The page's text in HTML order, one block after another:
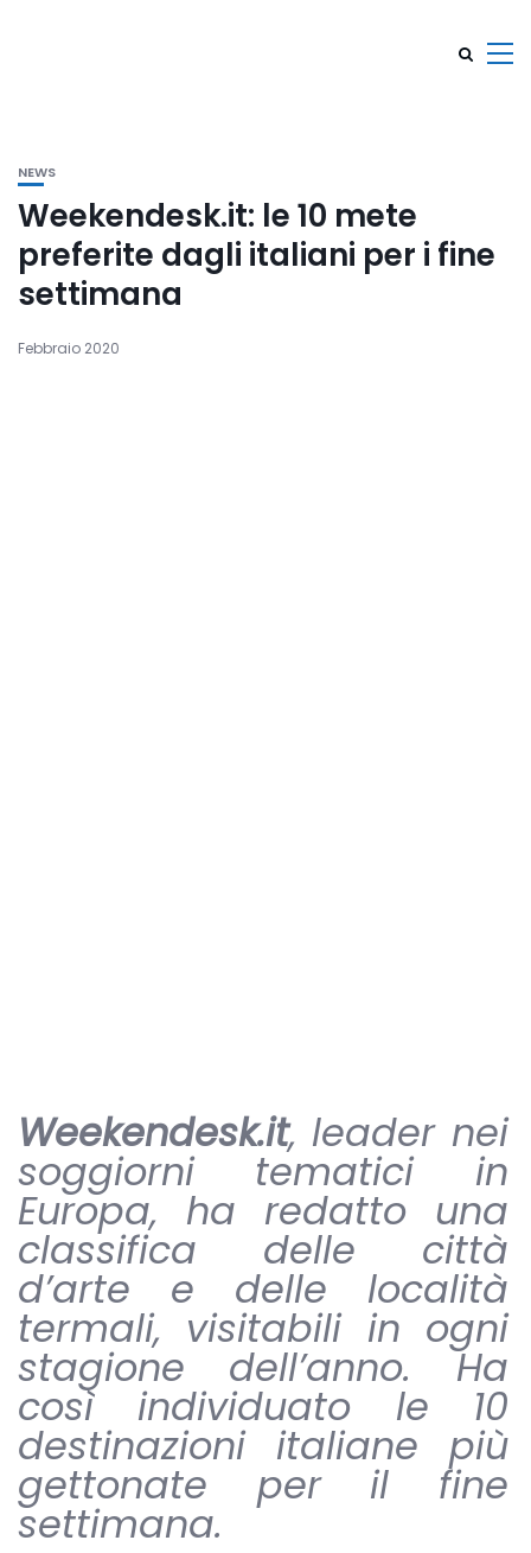
NEWS
Weekendesk.it: le 10 mete
preferite dagli italiani per i fine
settimana
Febbraio 2020
Weekendesk.it, leader nei
soggiorni tematici in
Europa, ha redatto una
classifica delle città
d’arte e delle località
termali, visitabili in ogni
stagione dell’anno. Ha
così individuato le 10
destinazioni italiane più
gettonate per il fine
settimana.